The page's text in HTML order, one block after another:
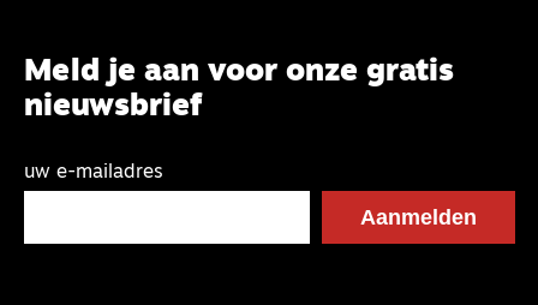
Meld je aan voor onze gratis
nieuwsbrief
uw e-mailadres